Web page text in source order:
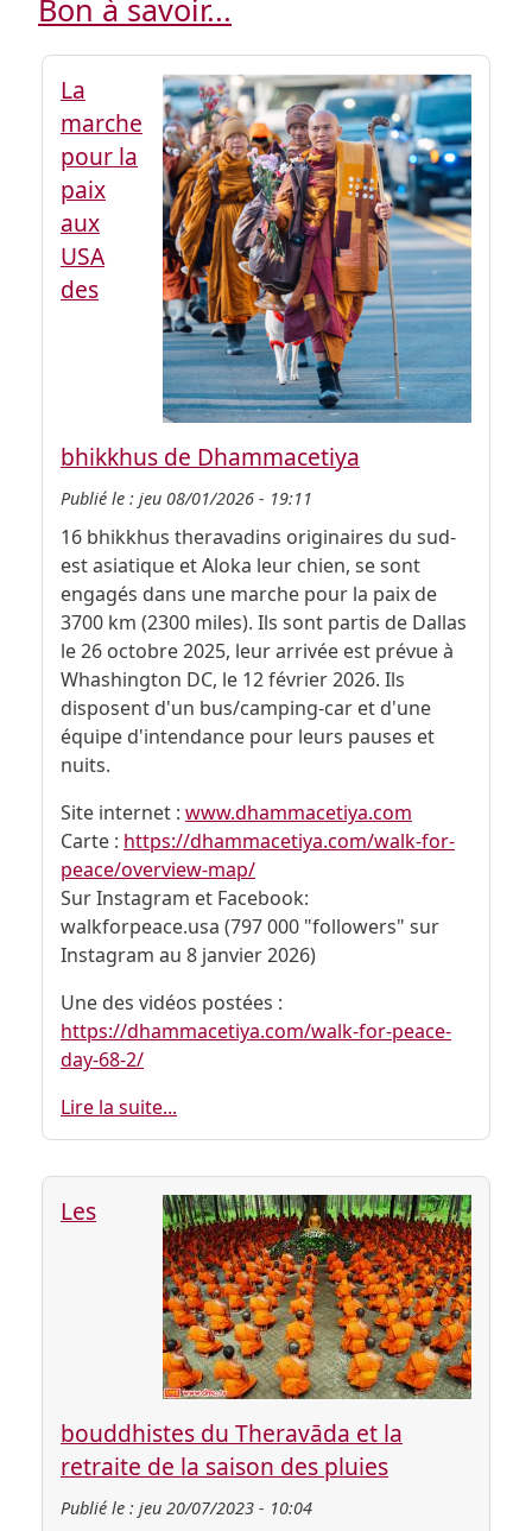
Bon à savoir...
La
marche
pour la
paix
aux
USA
des
bhikkhus de Dhammacetiya
Publié le : jeu 08/01/2026 - 19:11
16 bhikkhus theravadins originaires du sud-
est asiatique et Aloka leur chien, se sont
engagés dans une marche pour la paix de
3700 km (2300 miles). Ils sont partis de Dallas
le 26 octobre 2025, leur arrivée est prévue à
Whashington DC, le 12 février 2026. Ils
disposent d'un bus/camping-car et d'une
équipe d'intendance pour leurs pauses et
nuits.
Site internet : www.dhammacetiya.com
Carte : https://dhammacetiya.com/walk-for-
peace/overview-map/
Sur Instagram et Facebook:
walkforpeace.usa (797 000 "followers" sur
Instagram au 8 janvier 2026)
Une des vidéos postées :
https://dhammacetiya.com/walk-for-peace-
day-68-2/
Lire la suite...
Les
bouddhistes du Theravāda et la
retraite de la saison des pluies
Publié le : jeu 20/07/2023 - 10:04